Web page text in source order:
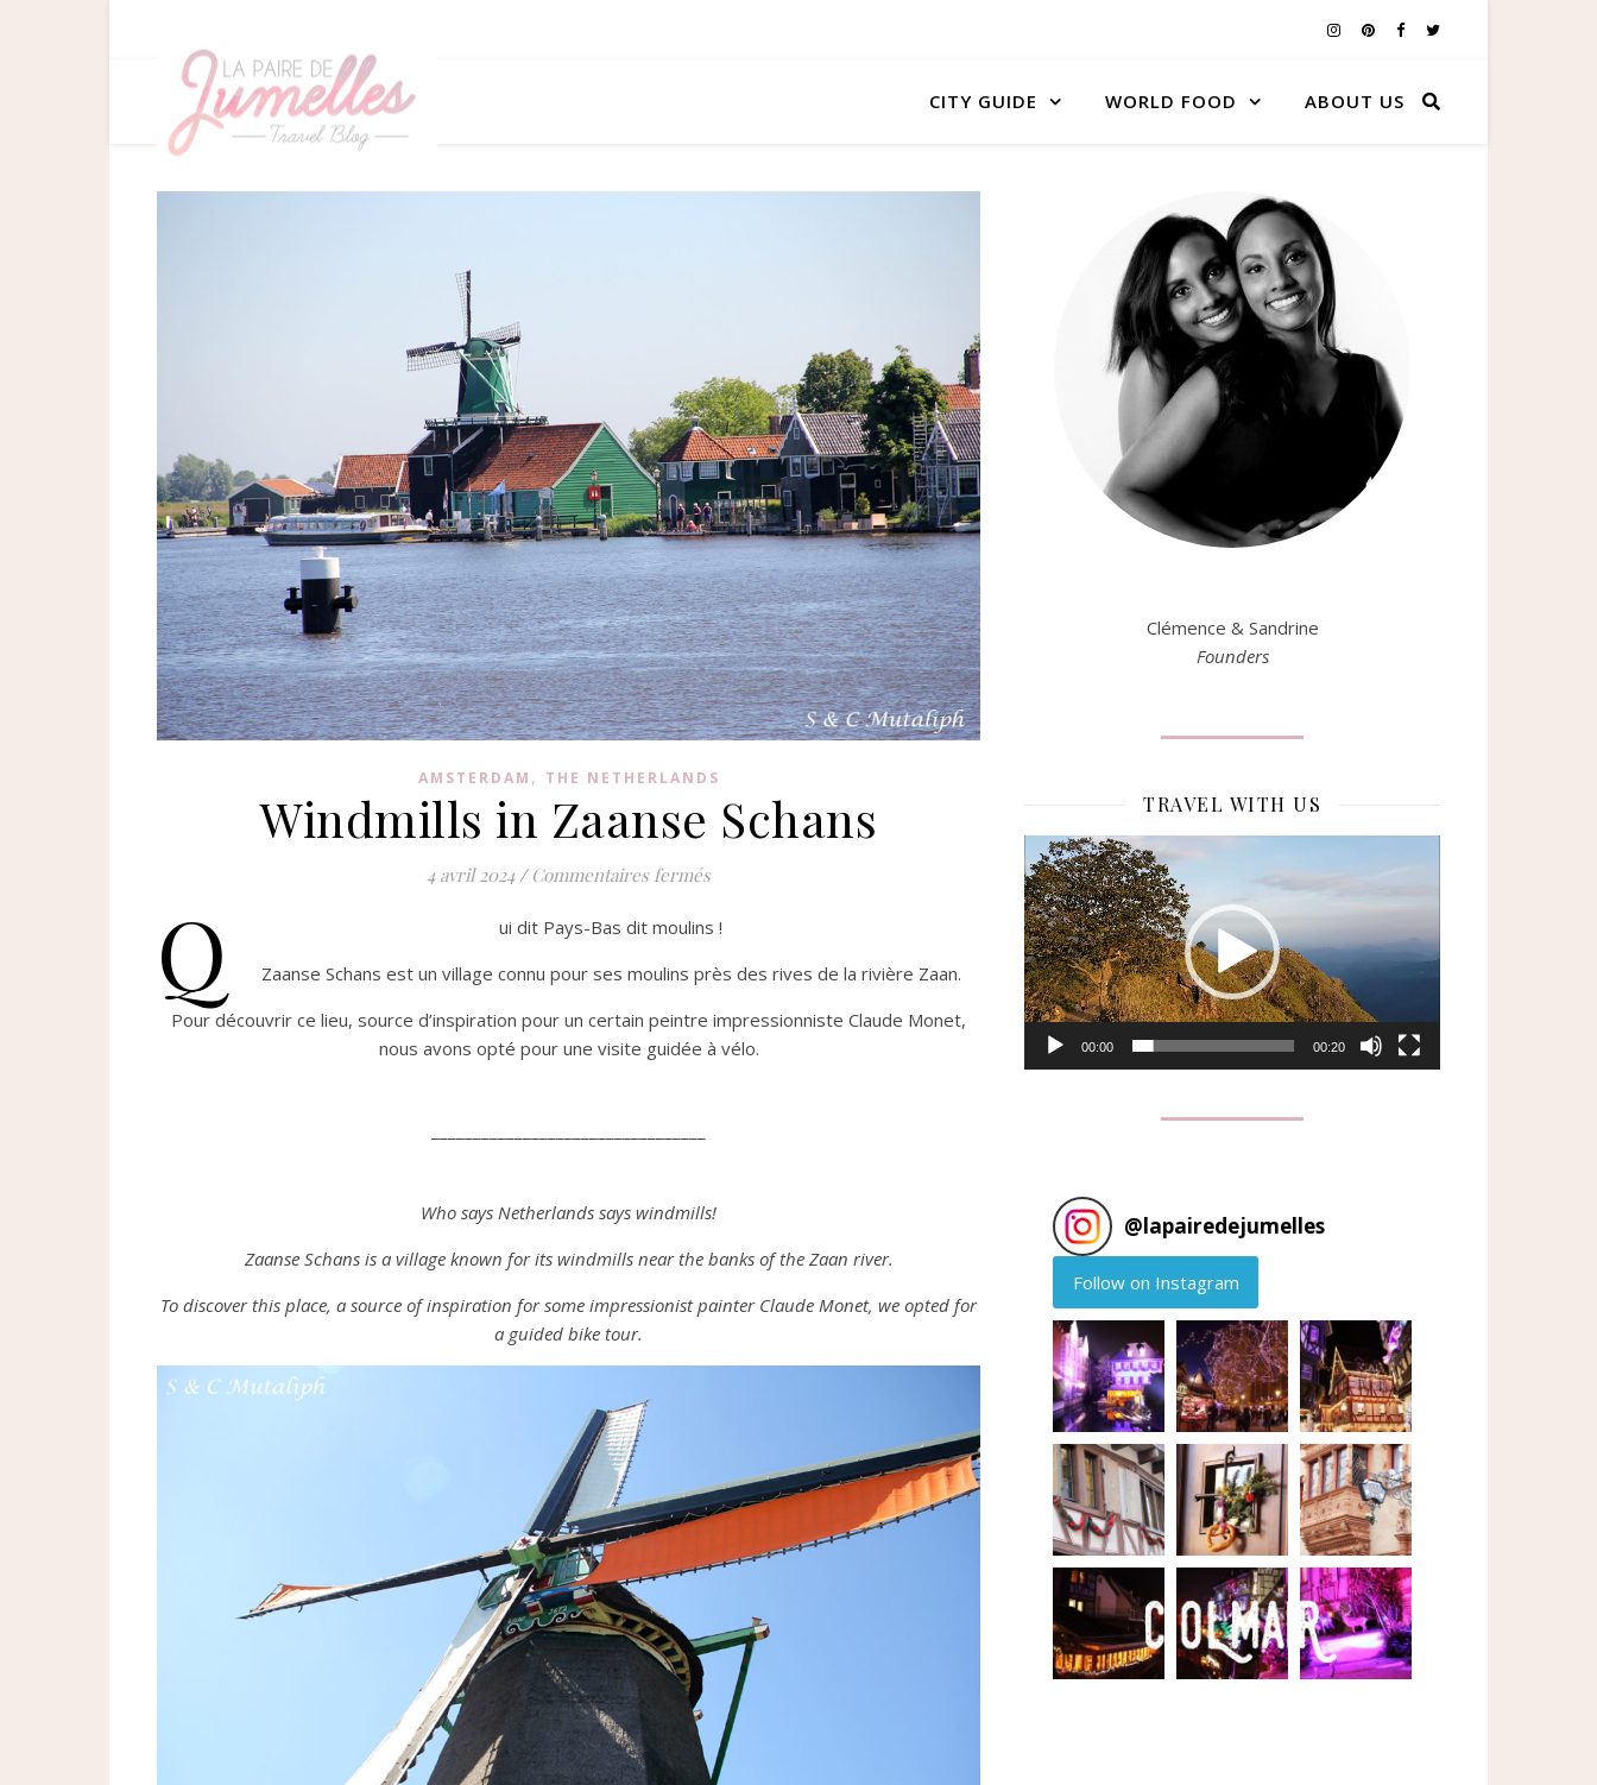
CITY GUIDE WORLD FOOD ABOUT US
AMSTERDAM , THE NETHERLANDS
Windmills in Zaanse Schans
4 avril 2024 / Commentaires fermés
Q
ui dit Pays-Bas dit moulins !
Zaanse Schans est un village connu pour ses moulins près des rives de la rivière Zaan.
Pour découvrir ce lieu, source d’inspiration pour un certain peintre impressionniste Claude Monet,
nous avons opté pour une visite guidée à vélo.
Who says Netherlands says windmills!
Zaanse Schans is a village known for its windmills near the banks of the Zaan river.
To discover this place, a source of inspiration for some impressionist painter Claude Monet, we opted for
a guided bike tour.
Clémence & Sandrine
Founders
TRAVEL WITH US
Lecteur
vidéo
00:00 00:20
@lapairedejumelles
Follow on Instagram